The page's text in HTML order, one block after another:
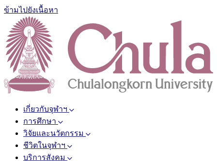
ข้ามไปยังเนื้อหา
เกี่ยวกับจุฬาฯ
การศึกษา
วิจัยและนวัตกรรม
ชีวิตในจุฬาฯ
บริการสังคม